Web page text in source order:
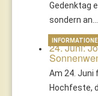
Gedenktag
sondern an…
24. Juni:
Am 24. Juni
Hochfeste,